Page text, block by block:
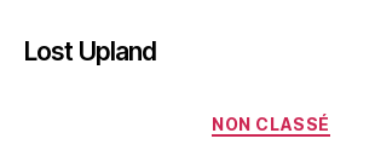
Lost Upland
Catégories
NON CLASSÉ